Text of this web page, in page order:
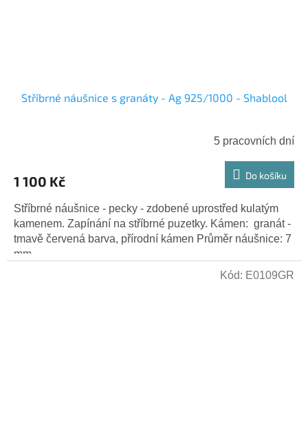
Stříbrné náušnice s granáty - Ag 925/1000 - Shablool
5 pracovních dní
1 100 Kč Do košíku
Stříbrné náušnice - pecky - zdobené uprostřed kulatým
kamenem. Zapínání na stříbrné puzetky. Kámen: granát -
tmavě červená barva, přírodní kámen Průměr náušnice: 7
mm...
Kód: E0109GR